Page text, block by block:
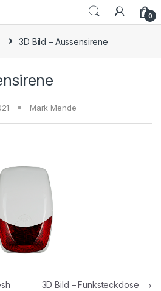
0
3D Bild – Aussensirene
Mark Mende
3D Bild – Funksteckdose →